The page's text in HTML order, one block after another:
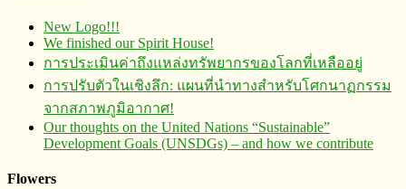
New Logo!!!
We finished our Spirit House!
การประเมินค่าถึงแหล่งทรัพยากร​ของโลกที่เหลืออยู่
การปรับตัวในเชิงลึก: แผนที่นำทางสำหรับโศกนาฏกรรม
จากสภาพภูมิอากาศ!
Our thoughts on the United Nations “Sustainable”
Development Goals (UNSDGs) – and how we contribute
Flowers